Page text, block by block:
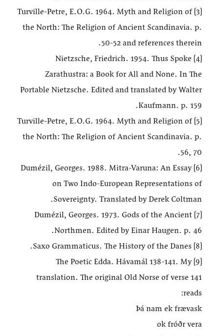
[3] Turville-Petre, E.O.G. 1964. Myth and Religion of
the North: The Religion of Ancient Scandinavia. p.
50-52 and references therein.
[4] Nietzsche, Friedrich. 1954. Thus Spoke
Zarathustra: a Book for All and None. In The
Portable Nietzsche. Edited and translated by Walter
Kaufmann. p. 159.
[5] Turville-Petre, E.O.G. 1964. Myth and Religion of
the North: The Religion of Ancient Scandinavia. p.
56, 70.
[6] Dumézil, Georges. 1988. Mitra-Varuna: An Essay
on Two Indo-European Representations of
Sovereignty. Translated by Derek Coltman.
[7] Dumézil, Georges. 1973. Gods of the Ancient
Northmen. Edited by Einar Haugen. p. 46.
[8] Saxo Grammaticus. The History of the Danes.
[9] The Poetic Edda. Hávamál 138-141. My
translation. The original Old Norse of verse 141
reads:
Þá nam ek frævask
ok fróðr vera